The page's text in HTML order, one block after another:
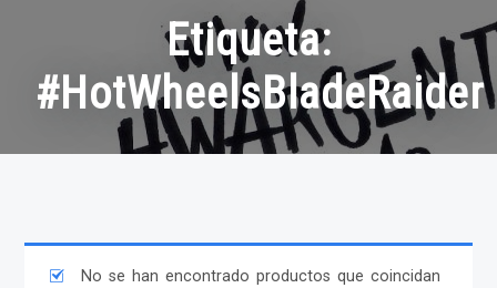
Etiqueta:
#HotWheelsBladeRaider
No se han encontrado productos que coincidan